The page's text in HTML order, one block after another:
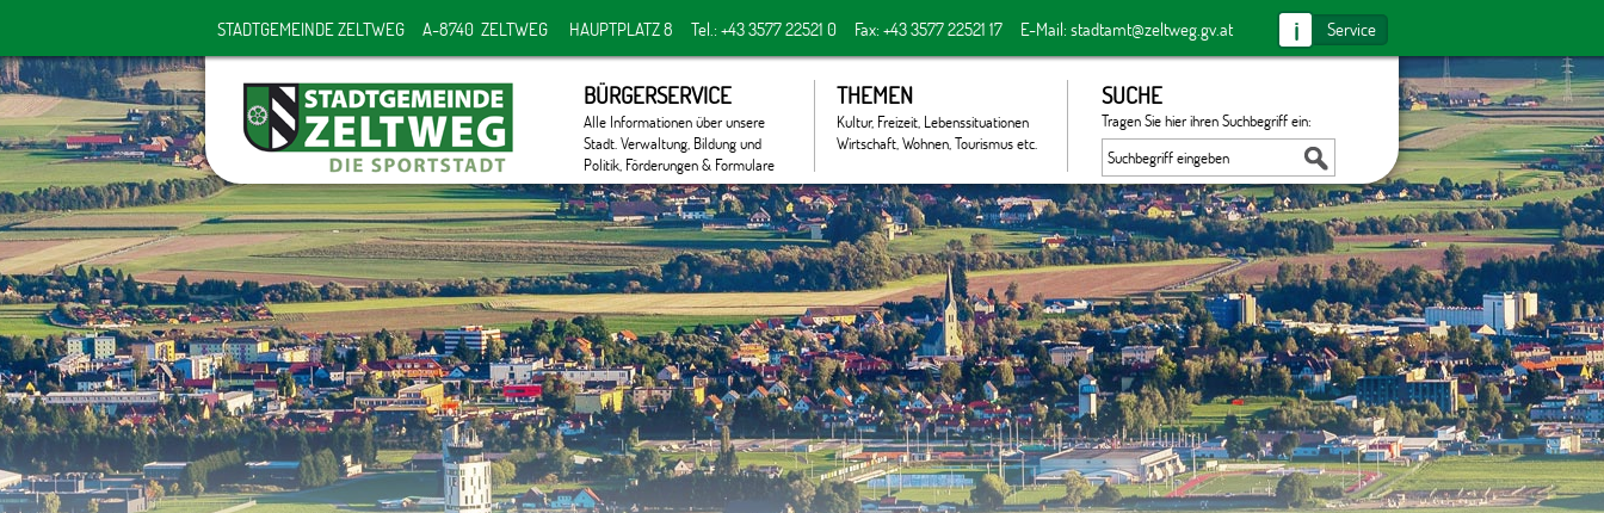
STADTGEMEINDE ZELTWEG A-8740 ZELTWEG HAUPTPLATZ 8 Tel.: +43 3577 22521 0 Fax: +43 3577 22521 17 E-Mail: stadtamt@zeltweg.gv.at i Service
BÜRGERSERVICE
Alle Informationen über unsere
Stadt. Verwaltung, Bildung und
Politik, Förderungen & Formulare
THEMEN
Kultur, Freizeit, Lebenssituationen
Wirtschaft, Wohnen, Tourismus etc.
SUCHE
Tragen Sie hier ihren Suchbegriff ein: